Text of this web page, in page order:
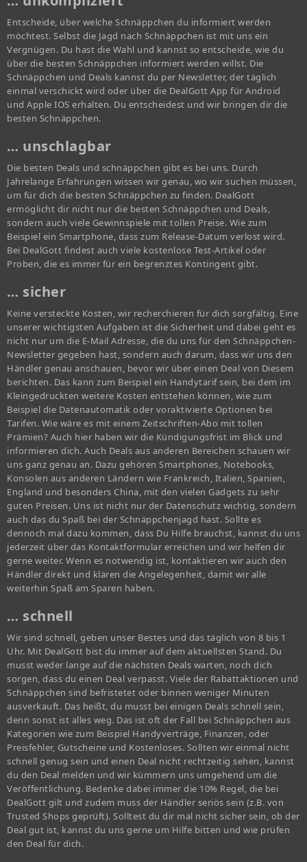
Entscheide, über welche Schnäppchen du informiert werden
möchtest. Selbst die Jagd nach Schnäppchen ist mit uns ein
Vergnügen. Du hast die Wahl und kannst so entscheide, wie du
über die besten Schnäppchen informiert werden willst. Die
Schnäppchen und Deals kannst du per Newsletter, der täglich
einmal verschickt wird oder über die DealGott App für Android
und Apple IOS erhalten. Du entscheidest und wir bringen dir die
besten Schnäppchen.
… unschlagbar
Die besten Deals und schnäppchen gibt es bei uns. Durch
Jahrelange Erfahrungen wissen wir genau, wo wir suchen müssen,
um für dich die besten Schnäppchen zu finden. DealGott
ermöglicht dir nicht nur die besten Schnäppchen und Deals,
sondern auch viele Gewinnspiele mit tollen Preise. Wie zum
Beispiel ein Smartphone, dass zum Release-Datum verlost wird.
Bei DealGott findest auch viele kostenlose Test-Artikel oder
Proben, die es immer für ein begrenztes Kontingent gibt.
… sicher
Keine versteckte Kosten, wir recherchieren für dich sorgfältig. Eine
unserer wichtigsten Aufgaben ist die Sicherheit und dabei geht es
nicht nur um die E-Mail Adresse, die du uns für den Schnäppchen-
Newsletter gegeben hast, sondern auch darum, dass wir uns den
Händler genau anschauen, bevor wir über einen Deal von Diesem
berichten. Das kann zum Beispiel ein Handytarif sein, bei dem im
Kleingedruckten weitere Kosten entstehen können, wie zum
Beispiel die Datenautomatik oder voraktivierte Optionen bei
Tarifen. Wie wäre es mit einem Zeitschriften-Abo mit tollen
Prämien? Auch hier haben wir die Kündigungsfrist im Blick und
informieren dich. Auch Deals aus anderen Bereichen schauen wir
uns ganz genau an. Dazu gehören Smartphones, Notebooks,
Konsolen aus anderen Ländern wie Frankreich, Italien, Spanien,
England und besonders China, mit den vielen Gadgets zu sehr
guten Preisen. Uns ist nicht nur der Datenschutz wichtig, sondern
auch das du Spaß bei der Schnäppchenjagd hast. Sollte es
dennoch mal dazu kommen, dass Du Hilfe brauchst, kannst du uns
jederzeit über das Kontaktformular erreichen und wir helfen dir
gerne weiter. Wenn es notwendig ist, kontaktieren wir auch den
Händler direkt und klären die Angelegenheit, damit wir alle
weiterhin Spaß am Sparen haben.
… schnell
Wir sind schnell, geben unser Bestes und das täglich von 8 bis 1
Uhr. Mit DealGott bist du immer auf dem aktuellsten Stand. Du
musst weder lange auf die nächsten Deals warten, noch dich
sorgen, dass du einen Deal verpasst. Viele der Rabattaktionen und
Schnäppchen sind befristetet oder binnen weniger Minuten
ausverkauft. Das heißt, du musst bei einigen Deals schnell sein,
denn sonst ist alles weg. Das ist oft der Fall bei Schnäppchen aus
Kategorien wie zum Beispiel Handyverträge, Finanzen, oder
Preisfehler, Gutscheine und Kostenloses. Sollten wir einmal nicht
schnell genug sein und einen Deal nicht rechtzeitig sehen, kannst
du den Deal melden und wir kümmern uns umgehend um die
Veröffentlichung. Bedenke dabei immer die 10% Regel, die bei
DealGott gilt und zudem muss der Händler seriös sein (z.B. von
Trusted Shops geprüft). Solltest du dir mal nicht sicher sein, ob der
Deal gut ist, kannst du uns gerne um Hilfe bitten und wie prüfen
den Deal für dich.